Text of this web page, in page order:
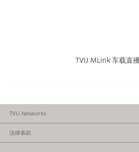
TVU MLink 车载直
TVU Networks
法律条款